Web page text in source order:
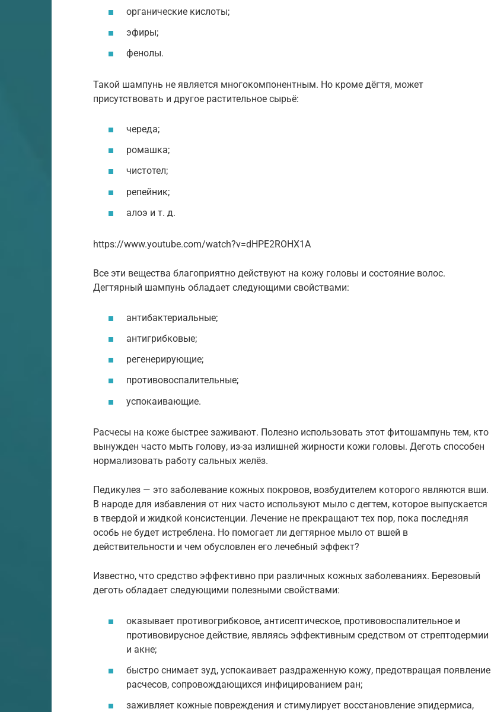
органические кислоты;
эфиры;
фенолы.
Такой шампунь не является многокомпонентным. Но кроме дёгтя, может
присутствовать и другое растительное сырьё:
череда;
ромашка;
чистотел;
репейник;
алоэ и т. д.
https://www.youtube.com/watch?v=dHPE2ROHX1A
Все эти вещества благоприятно действуют на кожу головы и состояние волос.
Дегтярный шампунь обладает следующими свойствами:
антибактериальные;
антигрибковые;
регенерирующие;
противовоспалительные;
успокаивающие.
Расчесы на коже быстрее заживают. Полезно использовать этот фитошампунь тем, кто
вынужден часто мыть голову, из-за излишней жирности кожи головы. Деготь способен
нормализовать работу сальных желёз.
Педикулез — это заболевание кожных покровов, возбудителем которого являются вши.
В народе для избавления от них часто используют мыло с дегтем, которое выпускается
в твердой и жидкой консистенции. Лечение не прекращают тех пор, пока последняя
особь не будет истреблена. Но помогает ли дегтярное мыло от вшей в
действительности и чем обусловлен его лечебный эффект?
Известно, что средство эффективно при различных кожных заболеваниях. Березовый
деготь обладает следующими полезными свойствами:
оказывает противогрибковое, антисептическое, противовоспалительное и
противовирусное действие, являясь эффективным средством от стрептодермии
и акне;
быстро снимает зуд, успокаивает раздраженную кожу, предотвращая появление
расчесов, сопровождающихся инфицированием ран;
заживляет кожные повреждения и стимулирует восстановление эпидермиса,